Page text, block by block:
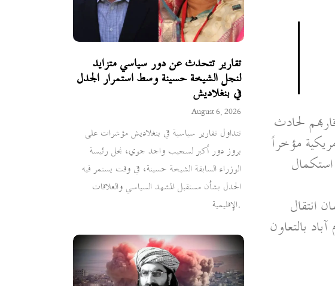
تقارير تتحدث عن دور سياسي متزايد
لنجل الشيخة حسينة وسط استمرار الجدل
في بنغلاديش
August 6, 2026
تتداول تقارير سياسية في بنغلاديش مؤشرات على
بروز دور أكبر لسجيب واجد جوي، نجل رئيسة
الوزراء السابقة الشيخة حسينة، في وقت يستمر فيه
الجدل بشأن مستقبل المشهد السياسي والعلاقات
الإقليمية.
لحادث
استكمال
انتقال
بالتعاون